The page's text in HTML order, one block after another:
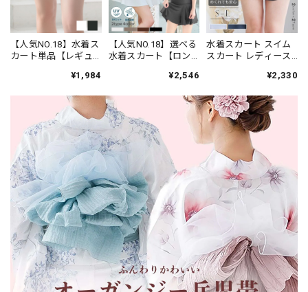
【人気NO.18】水着ス
カート単品【レギュ
¥1,984
【人気NO.18】選べる
水着スカート【ロン
★ブラック/ホワイト/
¥2,546
水着スカート スイム
スカート レディース
付き ショートパンツ
ア S M L 白 黒 単品
m_268
¥2,330